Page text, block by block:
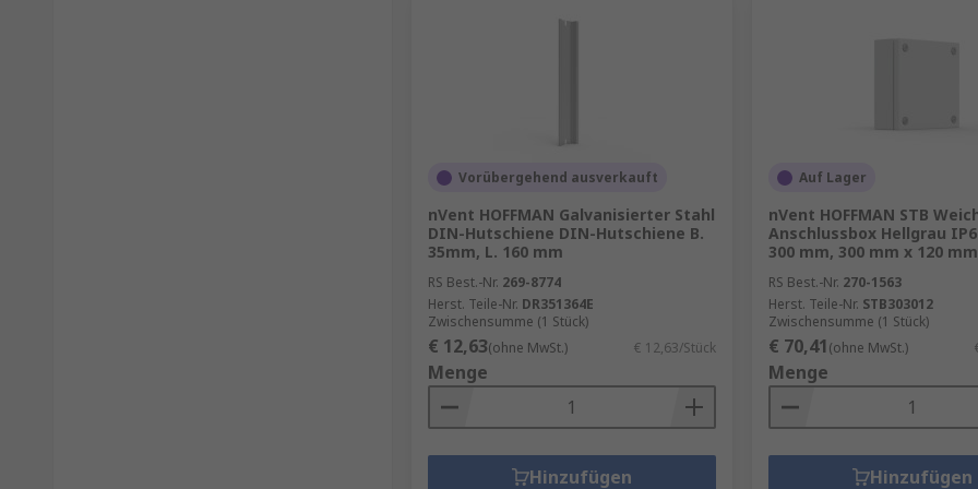
Vorübergehend ausverkauft
nVent HOFFMAN Galvanisierter Stahl
DIN-Hutschiene DIN-Hutschiene B.
35mm, L. 160 mm
RS Best.-Nr. 269-8774
Herst. Teile-Nr. DR351364E
Zwischensumme (1 Stück)
€ 12,63(ohne MwSt.) € 12,63/Stück
Menge
Hinzufügen
Auf Lager
nVent HOFFMAN STB
Anschlussbox Hellgrau
300 mm, 300 mm x 120 mm
RS Best.-Nr. 270-1563
Herst. Teile-Nr. STB303012
Zwischensumme (1 Stück)
€ 70,41(ohne MwSt.)
Menge
Hinzufügen